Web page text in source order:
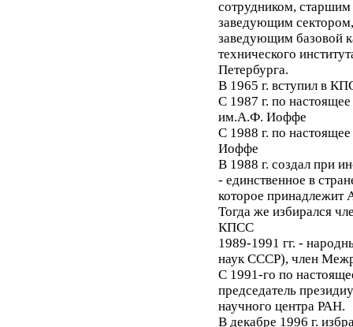
сотрудником,
заведующим
заведующим базовой
технического
Петербурга.
В 1965 г. вступил в
С 1987 г. по
им.А.Ф. Иоффе
С 1988 г. по
Иоффе
В 1988 г. создал при
- единственное в
которое принадлежит
Тогда же избирался
КПСС
1989-1991 гг. -
наук СССР), член
C 1991-го по
председатель
научного центра РАН.
В декабре 1996 г.